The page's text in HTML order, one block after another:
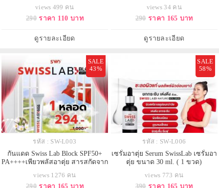
views 499 คน
290 ราคา 110 บาท
ดูรายละเอียด
views 34 คน
290 ราคา 165 บาท
ดูรายละเอียด
SALE
43%
รหัส : SW-L003
กันแดด Swiss Lab Block SPF50+
PA++++เพียวพลัสอาตุ่ย สารสกัดจาก
แสงสีฟ้า ใช้ได้แม้ผิ
views 1276 คน
290 ราคา 165 บาท
SALE
58%
รหัส : SW-L006
เซรั่มอาตุ่ย Serum SwissLab เซรั่มอา
ตุ่ย ขนาด 30 ml. ( 1 ขวด)
views 773 คน
390 ราคา 165 บาท